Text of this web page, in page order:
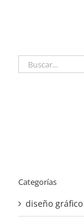
Buscar:
Categorías
diseño gráfico